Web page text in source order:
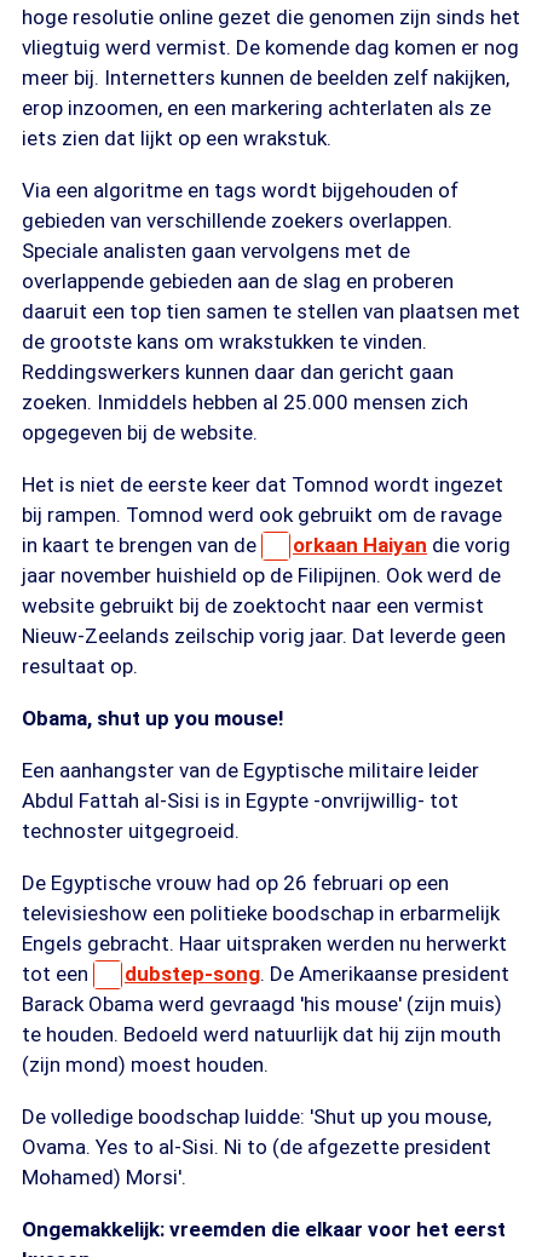
hoge resolutie online gezet die genomen zijn sinds het
vliegtuig werd vermist. De komende dag komen er nog
meer bij. Internetters kunnen de beelden zelf nakijken,
erop inzoomen, en een markering achterlaten als ze
iets zien dat lijkt op een wrakstuk.
Via een algoritme en tags wordt bijgehouden of
gebieden van verschillende zoekers overlappen.
Speciale analisten gaan vervolgens met de
overlappende gebieden aan de slag en proberen
daaruit een top tien samen te stellen van plaatsen met
de grootste kans om wrakstukken te vinden.
Reddingswerkers kunnen daar dan gericht gaan
zoeken. Inmiddels hebben al 25.000 mensen zich
opgegeven bij de website.
Het is niet de eerste keer dat Tomnod wordt ingezet
bij rampen. Tomnod werd ook gebruikt om de ravage
in kaart te brengen van de
orkaan Haiyan die vorig
jaar november huishield op de Filipijnen. Ook werd de
website gebruikt bij de zoektocht naar een vermist
Nieuw-Zeelands zeilschip vorig jaar. Dat leverde geen
resultaat op.
Obama, shut up you mouse!
Een aanhangster van de Egyptische militaire leider
Abdul Fattah al-Sisi is in Egypte -onvrijwillig- tot
technoster uitgegroeid.
De Egyptische vrouw had op 26 februari op een
televisieshow een politieke boodschap in erbarmelijk
Engels gebracht. Haar uitspraken werden nu herwerkt
tot een
dubstep-song. De Amerikaanse president
Barack Obama werd gevraagd 'his mouse' (zijn muis)
te houden. Bedoeld werd natuurlijk dat hij zijn mouth
(zijn mond) moest houden.
De volledige boodschap luidde: 'Shut up you mouse,
Ovama. Yes to al-Sisi. Ni to (de afgezette president
Mohamed) Morsi'.
Ongemakkelijk: vreemden die elkaar voor het eerst